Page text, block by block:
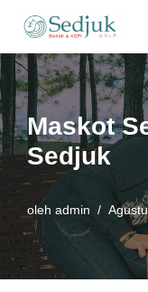
Lompat
ke
konten
Maskot
Sedjuk
oleh admin